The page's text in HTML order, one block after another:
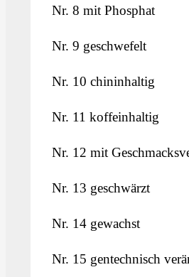
Nr. 8 mit Phosphat
Nr. 9 geschwefelt
Nr. 10 chininhaltig
Nr. 11 koffeinhaltig
Nr. 12 mit
Nr. 13 geschwärzt
Nr. 14 gewachst
Nr. 15 gentechnisch